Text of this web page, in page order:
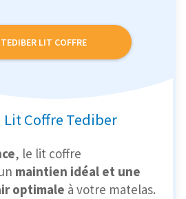
LIT COFFRE
Coffre Tediber
, le lit coffre
maintien idéal et une
optimale à votre matelas.